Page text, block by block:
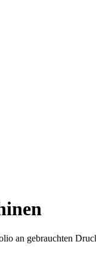
an gebrauchten